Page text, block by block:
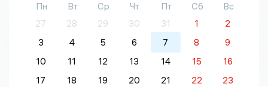
Пн Вт Ср Чт Пт Сб
Вс
27
28 29 30 31 1
2
3
4 5 6 7 8
9
10
11 12 13 14 15
16
17
18 19 20 21 22
23